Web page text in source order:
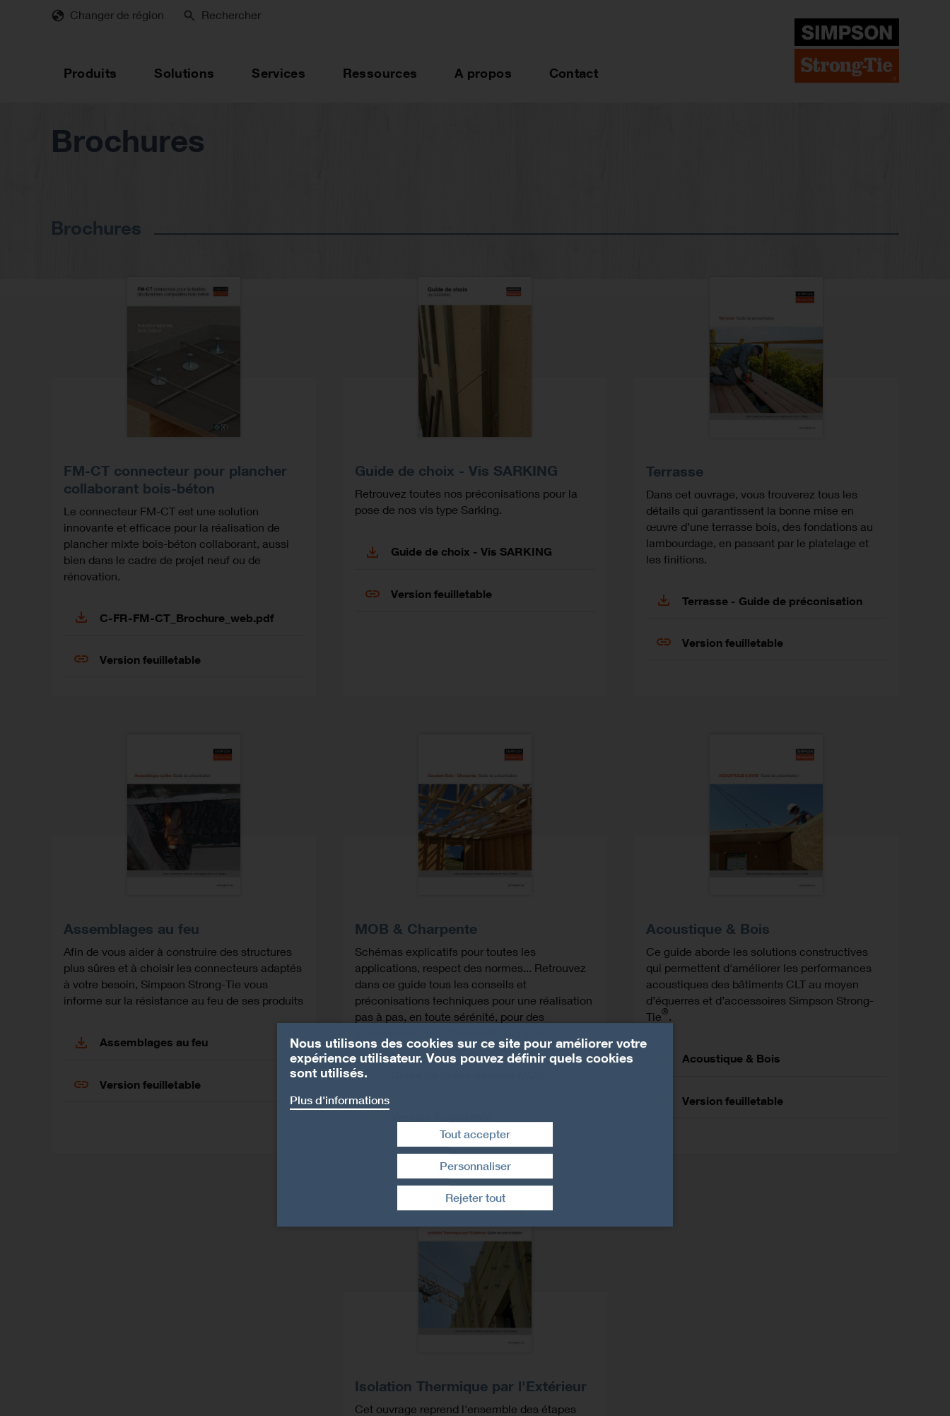
Changer de région Rechercher
Produits Solutions Services Ressources A propos Contact
Brochures
Brochures
FM-CT connecteur pour plancher
collaborant bois-béton
Le connecteur FM-CT est une solution
innovante et efficace pour la réalisation de
plancher mixte bois-béton collaborant, aussi
bien dans le cadre de projet neuf ou de
rénovation.
C-FR-FM-CT_Brochure_web.pdf
Version feuilletable
Guide de choix - Vis SARKING
Retrouvez toutes nos préconisations pour la
pose de nos vis type Sarking.
Guide de choix - Vis SARKING
Version feuilletable
Terrasse
Dans cet ouvrage, vous trouverez tous les
détails qui garantissent la bonne mise en
œuvre d’une terrasse bois, des fondations au
lambourdage, en passant par le platelage et
les finitions.
Terrasse - Guide de préconisation
Version feuilletable
Assemblages au feu
Afin de vous aider à construire des structures
plus sûres et à choisir les connecteurs adaptés
à votre besoin, Simpson Strong-Tie vous
informe sur la résistance au feu de ses produits
Assemblages au feu
Version feuilletable
MOB & Charpente
Schémas explicatifs pour toutes les
applications, respect des normes... Retrouvez
dans ce guide tous les conseils et
préconisations techniques pour une réalisation
pas à pas, en toute sérénité, pour des
Acoustique & Bois
Ce guide aborde les solutions constructives
qui permettent d'améliorer les performances
acoustiques des bâtiments CLT au moyen
d’équerres et d’accessoires Simpson Strong-
Tie®.
Acoustique & Bois
Version feuilletable
Isolation Thermique par l'Extérieur
Cet ouvrage reprend l'ensemble des étapes
Nous utilisons des cookies sur ce site pour améliorer votre
expérience utilisateur. Vous pouvez définir quels cookies
sont utilisés.
Plus d'informations
Rejeter tout
Tout accepter
Retirer le consentement
Personnaliser